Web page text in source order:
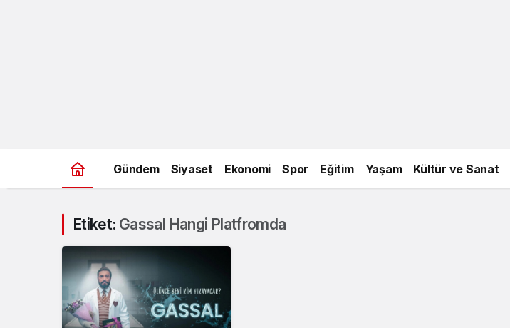
Gündem Siyaset Ekonomi Spor Eğitim Yaşam Kültür ve Sanat
Etiket: Gassal Hangi Platfromda